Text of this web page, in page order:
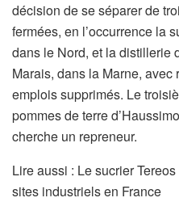
décision de se séparer de
fermées, en l’occurrence la
dans le Nord, et la distillerie
Marais, dans la Marne,
emplois supprimés. Le
pommes de terre
cherche un repreneur.
Lire aussi : Le sucrier
sites industriels en France